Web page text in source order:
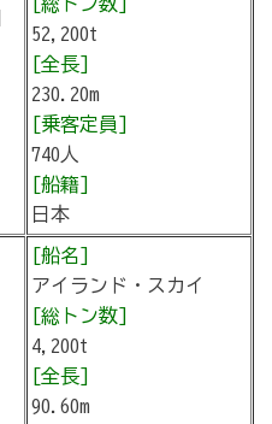
52,200t
[全長]
230.20m
[乗客定員]
740人
[船籍]
日本
[船名]
アイランド・スカイ
[総トン数]
4,200t
[全長]
90.60m